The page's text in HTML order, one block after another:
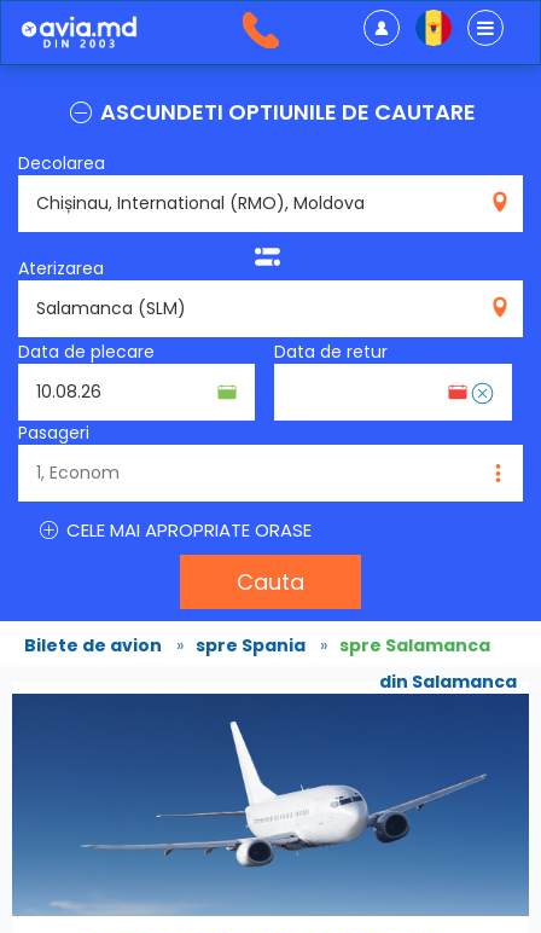
ASCUNDETI OPTIUNILE DE CAUTARE
Decolarea
Aterizarea
Data de plecare
Data de retur
Pasageri
CELE MAI APROPRIATE ORASE
Cauta
Bilete de avion » spre Spania » spre Salamanca
din Salamanca